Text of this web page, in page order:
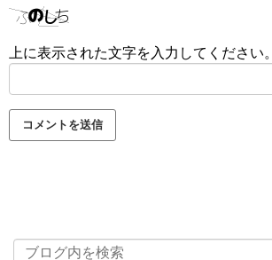
上に表示された文字を入力してください。